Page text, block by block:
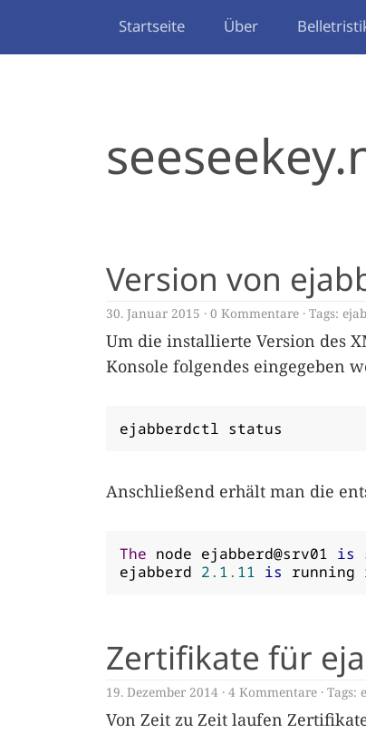
Startseite Über
Version von
30. Januar 2015 0 Kommentare Tags:
Um die installierte Version des
Konsole folgendes eingegeben
ejabberdctl status
Anschließend erhält man die
The node ejabberd@srv01 is
ejabberd 2.1. 11 is running
Zertifikate für
19. Dezember 2014 4 Kommentare Tags:
Von Zeit zu Zeit laufen